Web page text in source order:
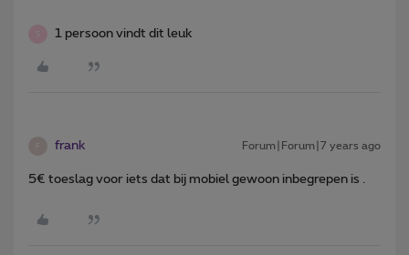
1 persoon vindt dit leuk
frank Forum|Forum|7 years ago
5€ toeslag voor iets dat bij mobiel gewoon inbegrepen is .